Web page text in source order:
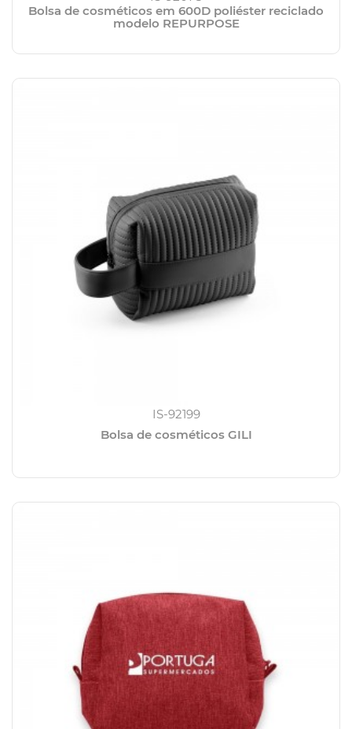
Bolsa de cosméticos em 600D poliéster reciclado
modelo REPURPOSE
IS-92199
Bolsa de cosméticos GILI